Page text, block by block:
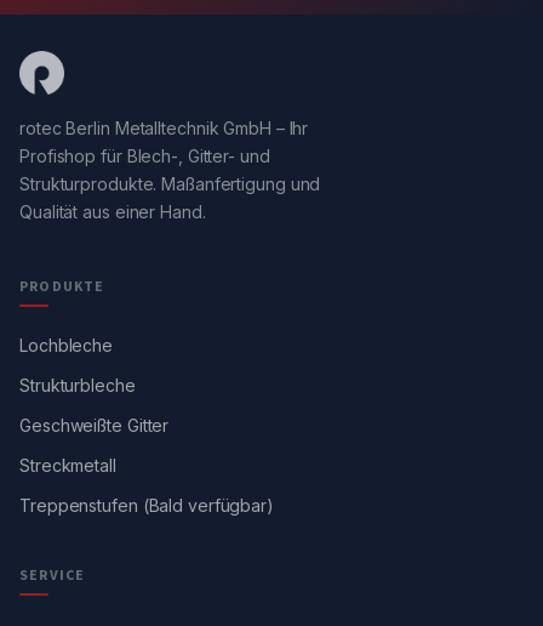
rotec Berlin Metalltechnik GmbH – Ihr
Profishop für Blech-, Gitter- und
Strukturprodukte. Maßanfertigung und
Qualität aus einer Hand.
PRODUKTE
Lochbleche
Strukturbleche
Geschweißte Gitter
Streckmetall
Treppenstufen (Bald verfügbar)
SERVICE